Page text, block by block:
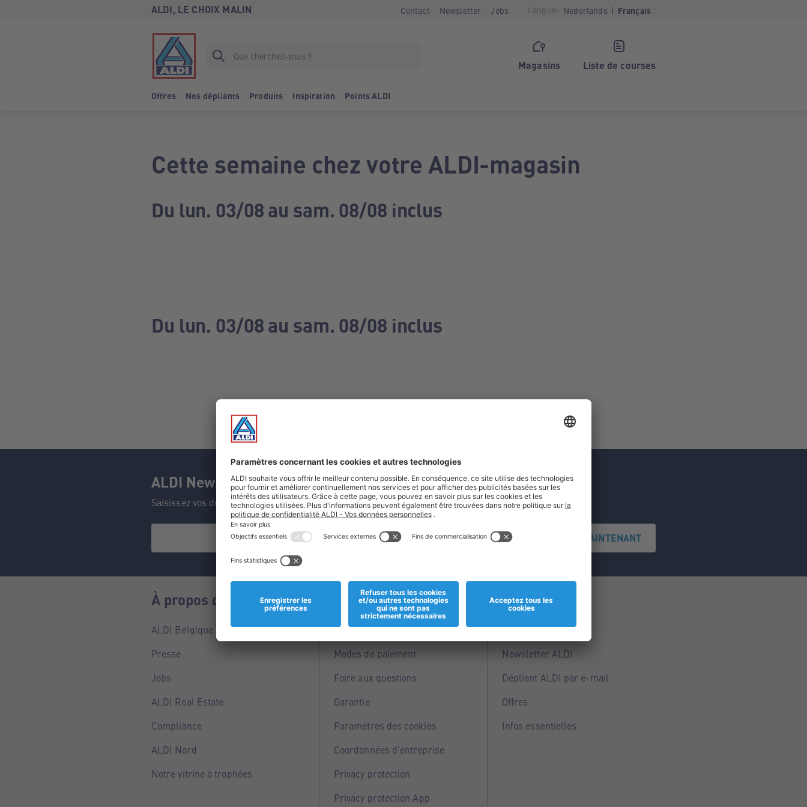
ALDI, LE CHOIX MALIN Contact Newsletter Jobs Langue: Nederlands Français
Magasins Liste de courses
Offres Nos dépliants Produits Inspiration Points ALDI
Cette semaine chez votre ALDI-magasin
Du lun. 03/08 au sam. 08/08 inclus
Du lun. 03/08 au sam. 08/08 inclus
ALDI Newsletter
Saisissez vos données et ne manquez aucune de nos offres.
S'INSCRIRE MAINTENANT
À propos de nous
ALDI Belgique
Presse
Jobs
ALDI Real Estate
Compliance
ALDI Nord
Notre vitrine à trophées
Informations
Magasins
Modes de paiement
Foire aux questions
Garantie
Paramètres des cookies
Coordonnées d'entreprise
Privacy protection
Privacy protection App
Service
Points ALDI
Newsletter ALDI
Dépliant ALDI par e-mail
Offres
Infos essentielles